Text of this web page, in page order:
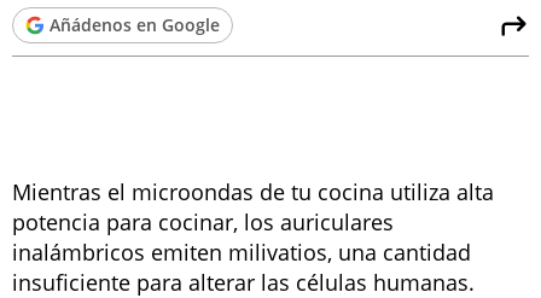
Añádenos en Google
Mientras el microondas de tu cocina utiliza alta
potencia para cocinar, los auriculares
inalámbricos emiten milivatios, una cantidad
insuficiente para alterar las células humanas.